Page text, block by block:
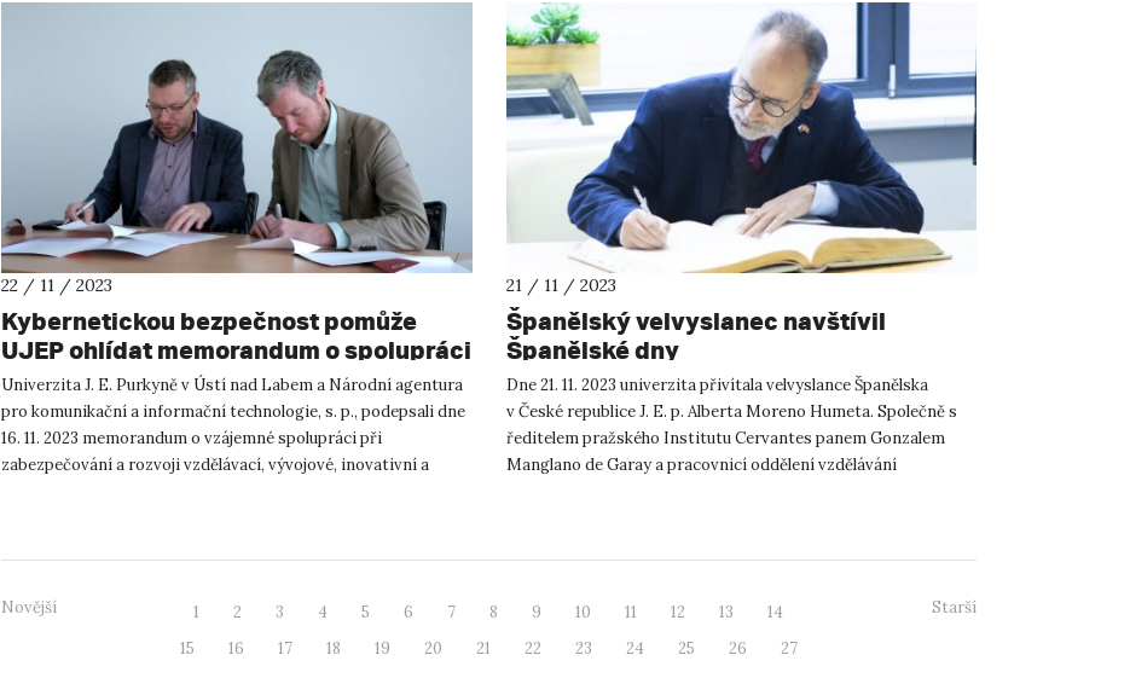
22 / 11 / 2023
Kybernetickou bezpečnost pomůže
UJEP ohlídat memorandum o spolupráci
s NAKIT
Univerzita J. E. Purkyně v Ústí nad Labem a Národní agentura
pro komunikační a informační technologie, s. p., podepsali dne
16. 11. 2023 memorandum o vzájemné spolupráci při
zabezpečování a rozvoji vzdělávací, vývojové, inovativní a
21 / 11 / 2023
Španělský velvyslanec navštívil
Španělské dny
Dne 21. 11. 2023 univerzita přivítala velvyslance Španělska
v České republice J. E. p. Alberta Moreno Humeta. Společně s
ředitelem pražského Institutu Cervantes panem Gonzalem
Manglano de Garay a pracovnicí oddělení vzdělávání
Novější 1 2 3 4 5 6 7 8 9 10 11 12 13
14
15
16 17 18 19 20 21 22 23 24 25 26
27
Starší